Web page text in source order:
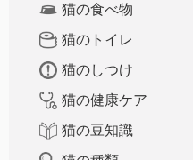
猫の食べ物
猫のトイレ
猫のしつけ
猫の健康ケア
猫の豆知識